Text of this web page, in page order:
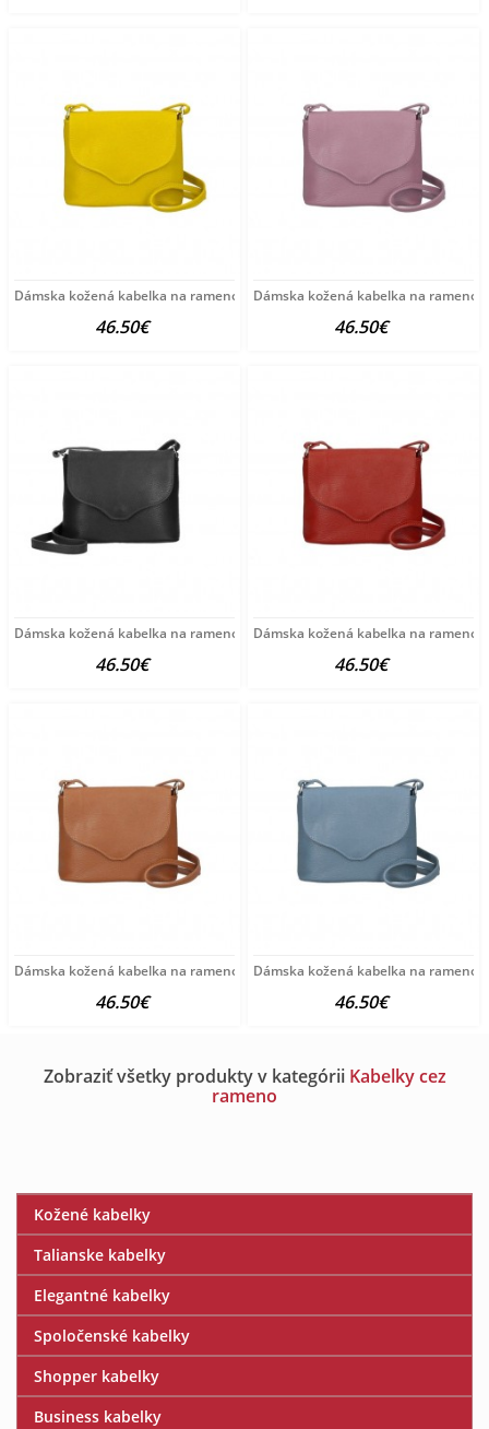
Dámska kožená kabelka na rameno MI64 tmavá okrová
46.50€
Dámska kožená kabelka na rameno
46.50€
Dámska kožená kabelka na rameno MI64 čierna Čierna
46.50€
Dámska kožená kabelka na rameno
46.50€
Dámska kožená kabelka na rameno MI64 koňaková
46.50€
Dámska kožená kabelka na rameno
46.50€
Zobraziť všetky produkty v kategórii Kabelky cez
rameno
Kožené kabelky
Talianske kabelky
Elegantné kabelky
Spoločenské kabelky
Shopper kabelky
Business kabelky